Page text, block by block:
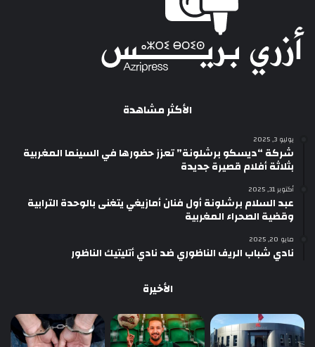
الأكثر مشاهدة
يوليو 3, 2025
شركة “ديسكو برشلونة” تعزز حضورها في السينما المغربية
بثلاثة أفلام قصيرة جديدة
أكتوبر 31, 2025
عبد السلام برشلونة أول فنان أمازيغي يتغنى بالوحدة الترابية
وقضية الصحراء المغربية
مايو 20, 2025
نادي شباب الريف الناظوري ضد نادي أتليتيك الناظور
الأخيرة